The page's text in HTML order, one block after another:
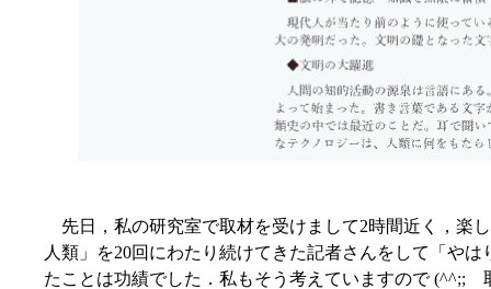
先日，私の研究室で取材を受けまして2時間近く，楽
人類」を20回にわたり続けてきた記者さんをして「や
たことは功績でした．私もそう考えていますので (^^;;